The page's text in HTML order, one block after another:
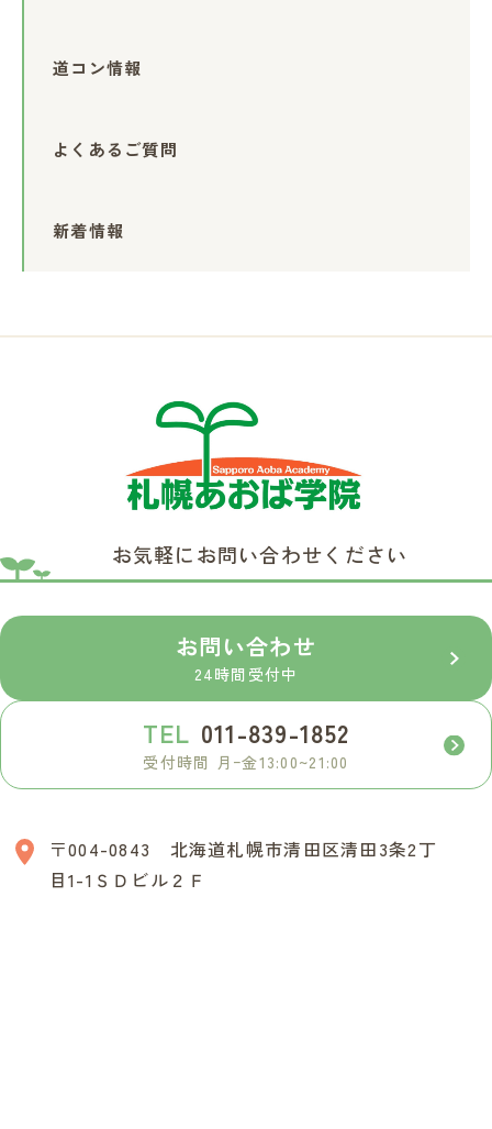
道コン情報
よくあるご質問
新着情報
お気軽にお問い合わせください
お問い合わせ
24時間受付中
TEL 011-839-1852
受付時間 月ｰ金13:00~21:00
〒004-0843 北海道札幌市清田区清田3条2丁
目1-1ＳＤビル２Ｆ